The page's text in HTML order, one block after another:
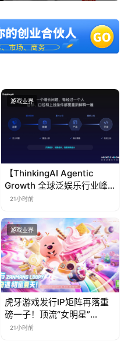
游戏业界
【ThinkingAI Agentic
Growth 全球泛娱乐行业峰
会】Agent 时代，人到底负
21小时前
游戏业界
虎牙游戏发行IP矩阵再落重
磅一子！顶流“女明星”
ZANMANG LOOPY 正版3D
21小时前